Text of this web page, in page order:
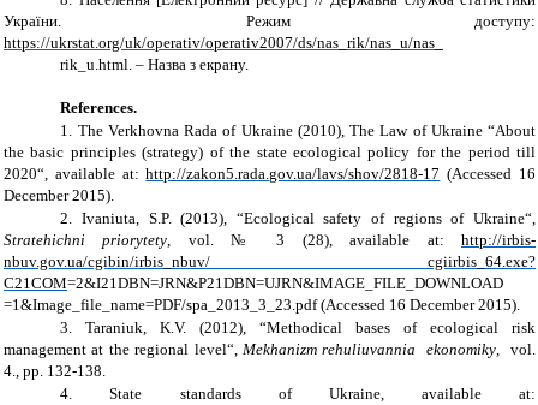
України. Режим доступу:
https://ukrstat.org/uk/operativ/operativ2007/ds/nas_rik/nas_u/nas_
rik_u.html. – Назва з екрану.
References.
1. The Verkhovna Rada of Ukraine (2010), The Law of Ukraine “About
the basic principles (strategy) of the state ecological policy for the period till
2020“, available at:http://zakon5.rada.gov.ua/lavs/shov/2818-17 (Accessed 16
December 2015).
2. Ivaniuta, S.P. (2013), “Ecological safety of regions of Ukraine“,
Stratehichni priorytety, vol. № 3 (28), available at:http://irbis-
nbuv.gov.ua/cgibin/irbis_nbuv/ cgiirbis_64.exe?
C21COM=2&I21DBN=JRN&P21DBN=UJRN&IMAGE_FILE_DOWNLOAD
=1&Image_file_name=PDF/spa_2013_3_23.pdf (Accessed 16 December 2015).
3.
Taraniuk, K.V. (2012), “Methodical bases of ecological risk
management at the regional level“, Mekhanizm rehuliuvannia ekonomiky, vol.
4., pp. 132-138.
4.
State standards of Ukraine, available at: